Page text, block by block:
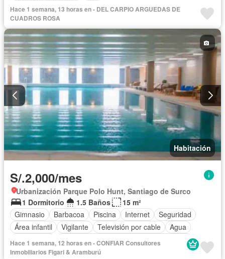
Hace 1 semana, 13 horas en - DEL CARPIO ARGUEDAS DE
CUADROS ROSA
Habitación
S/.2,000/mes
Urbanización Parque Polo Hunt, Santiago de Surco
1 Dormitorio
1.5 Baños
15 m²
Gimnasio
Barbacoa Piscina Internet
Seguridad
Área infantil
Vigilante Televisión por cable
Agua
Electricidad
Acceso para personas con discapacidad
Cancha de tenis
Balcón
Ascensor
Hace 1 semana, 12 horas en - CONFIAR Consultores
Inmobiliarios Figari & Aramburú